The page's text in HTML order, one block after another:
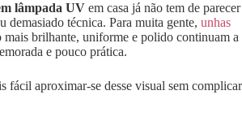
lâmpada UV em casa já não tem de parecer
demasiado técnica. Para muita gente, unhas
mais brilhante, uniforme e polido continuam a
e pouco prática.
fácil aproximar-se desse visual sem complicar